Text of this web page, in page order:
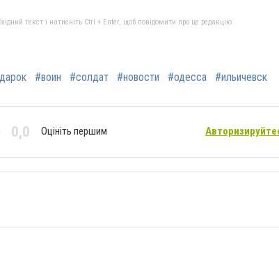
текст і натисніть Ctrl + Enter, щоб повідомити про це редакцію
#воин #солдат #новости #одесса #ильичевск
0,0 Оцініть першим